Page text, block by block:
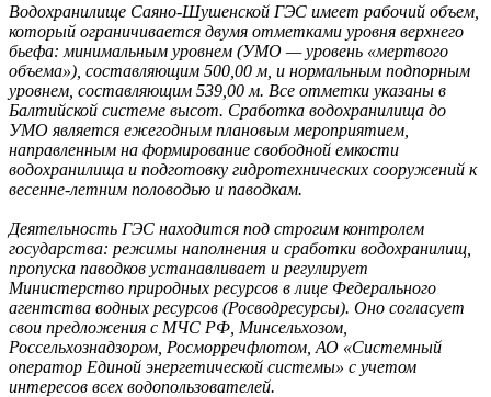
Водохранилище Саяно-Шушенской ГЭС имеет рабочий объем,
который ограничивается двумя отметками уровня верхнего
бьефа: минимальным уровнем (УМО — уровень «мертвого
объема»), составляющим 500,00 м, и нормальным подпорным
уровнем, составляющим 539,00 м. Все отметки указаны в
Балтийской системе высот. Сработка водохранилища до
УМО является ежегодным плановым мероприятием,
направленным на формирование свободной емкости
водохранилища и подготовку гидротехнических сооружений к
весенне-летним половодью и паводкам.
Деятельность ГЭС находится под строгим контролем
государства: режимы наполнения и сработки водохранилищ,
пропуска паводков устанавливает и регулирует
Министерство природных ресурсов в лице Федерального
агентства водных ресурсов (Росводресурсы). Оно согласует
свои предложения с МЧС РФ, Минсельхозом,
Россельхознадзором, Росморречфлотом, АО «Системный
оператор Единой энергетической системы» с учетом
интересов всех водопользователей.